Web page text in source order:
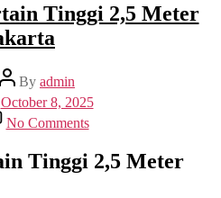
Tinggi 2,5 Meter
Post
author
By admin
October 8, 2025
No Commentson
Rental
Curtain
Tinggi 2,5 Meter